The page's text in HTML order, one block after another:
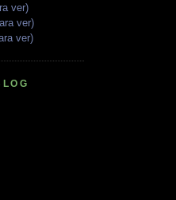
ver)
ver)
ver)